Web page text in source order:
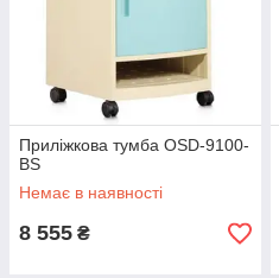
Приліжкова тумба OSD-9100-
BS
Немає в наявності
8 555 ₴